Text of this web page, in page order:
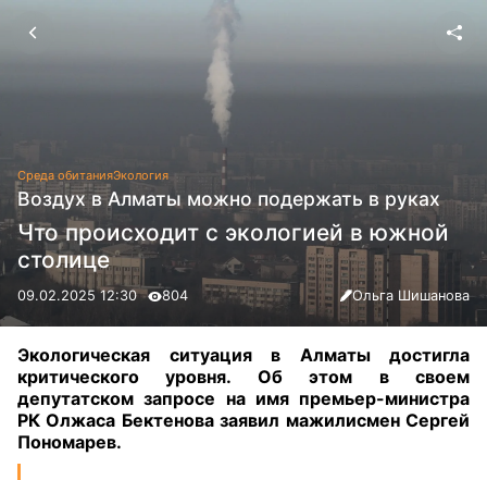
Среда обитанияЭкология
Воздух в Алматы можно подержать в руках
Что происходит с экологией в южной
столице
09.02.2025 12:30 804 Ольга Шишанова
Экологическая ситуация в Алматы достигла
критического уровня. Об этом в своем
депутатском запросе на имя премьер-министра
РК Олжаса Бектенова заявил мажилисмен Сергей
Пономарев.